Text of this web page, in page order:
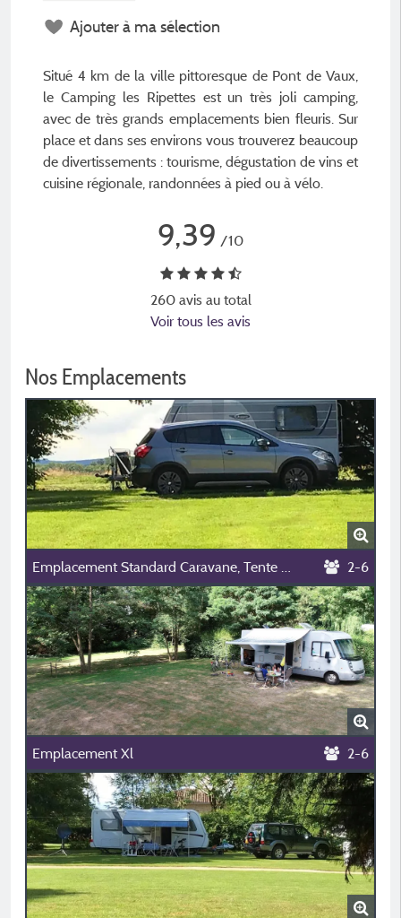
Ajouter à ma sélection
Situé 4 km de la ville pittoresque de Pont de Vaux,
le Camping les Ripettes est un très joli camping,
avec de très grands emplacements bien fleuris. Sur
place et dans ses environs vous trouverez beaucoup
de divertissements : tourisme, dégustation de vins et
cuisine régionale, randonnées à pied ou à vélo.
9,39 /10
260 avis au total
Voir tous les avis
Nos Emplacements
Emplacement Standard Caravane, Tente Ou Camping Car (Longueur Max De 8M) 2-6
Emplacement Xl 2-6